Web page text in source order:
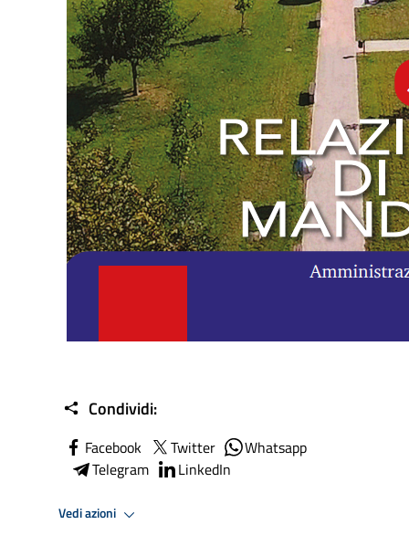
Condividi:
Facebook Twitter
Whatsapp
Telegram
LinkedIn
Vedi azioni